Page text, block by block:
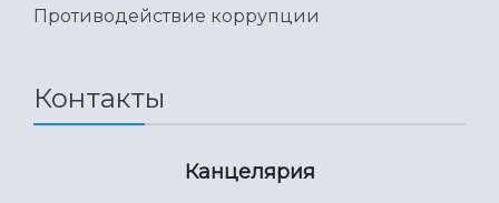
Противодействие коррупции
Контакты
Канцелярия